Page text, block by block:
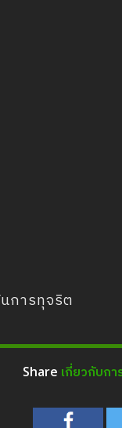
การทุจริต
Share เกี่ยวกับกา